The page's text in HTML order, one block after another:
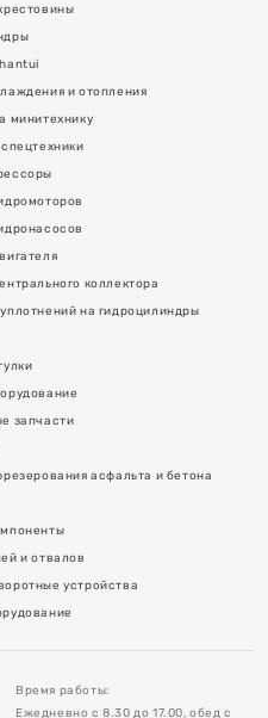
и отопления
минитехнику
коллектора
на гидроцилиндры
запчасти
асфальта и бетона
и отвалов
устройства
Время работы:
Ежедневно с 8.30 до 17.00, обед с